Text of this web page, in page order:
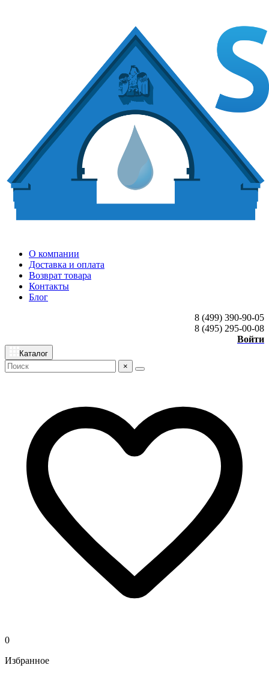
О компании
Доставка и оплата
Возврат товара
Контакты
Блог
8 (499) 390-90-05
8 (495) 295-00-08
Войти
Каталог
×
0
Избранное